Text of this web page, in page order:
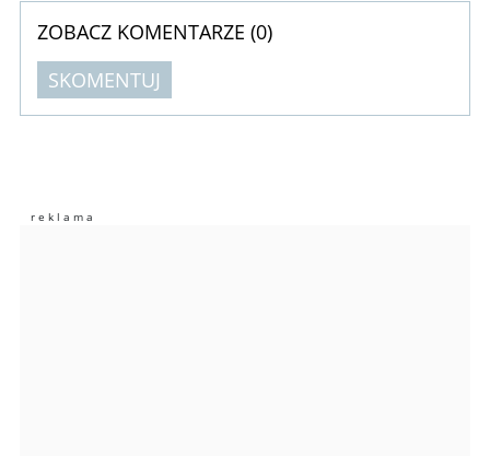
ZOBACZ KOMENTARZE (0)
SKOMENTUJ
Imię (Wymagane)